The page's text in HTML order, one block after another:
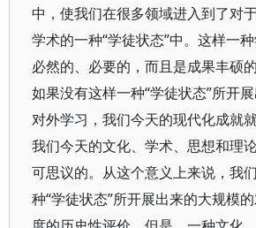
中，使我们在很多领域进入到了对
学术的一种“学徒状态”中。这样一
必然的、必要的，而且是成果丰硕
如果没有这样一种“学徒状态”所开
对外学习，我们今天的现代化成就
我们今天的文化、学术、思想和理
可思议的。从这个意义上来说，我
种“学徒状态”所开展出来的大规模